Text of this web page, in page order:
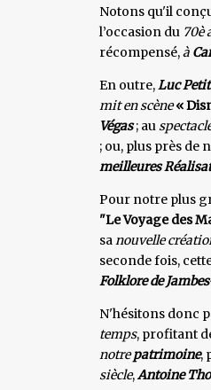
Notons qu'il
l’occasion du 70è
récompensé,à
En outre,Luc
mit en scène «
Végas; au
; ou, plus près de
meilleures
Pour notre plus
"Le Voyage des
sanouvelle
seconde fois,
Folklore de
N'hésitons donc
temps, profitant
notrepatrimoine,
siècle,Antoine